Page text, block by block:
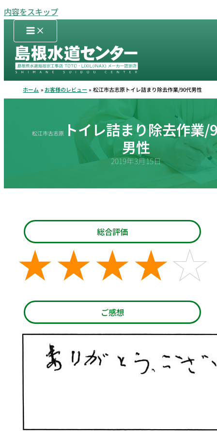
内容をスキップ
ホーム お客様のレビュー 松江市古志原トイレ詰まり除去作業/90代男性
松江市古志原 トイレ詰まり除去作業/
男性
2019年3月15日
総合評価
ご感想